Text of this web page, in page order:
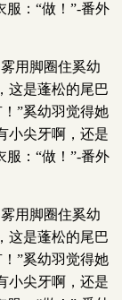
服：“做！”-番外
用脚圈住奚幼
这是蓬松的尾巴
”奚幼羽觉得她
小尖牙啊，还是
服：“做！”-番外
用脚圈住奚幼
这是蓬松的尾巴
”奚幼羽觉得她
小尖牙啊，还是